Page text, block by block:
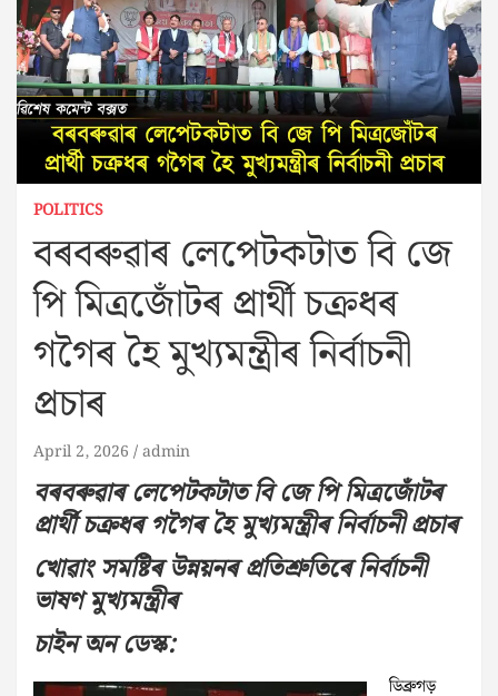
POLITICS
বৰবৰুৱাৰ লেপেটকটাত বি জে
পি মিত্ৰজোঁটৰ প্ৰাৰ্থী চক্ৰধৰ
গগৈৰ হৈ মুখ্যমন্ত্ৰীৰ নিৰ্বাচনী
প্ৰচাৰ
April 2, 2026 admin
বৰবৰুৱাৰ লেপেটকটাত বি জে পি মিত্ৰজোঁটৰ
প্ৰাৰ্থী চক্ৰধৰ গগৈৰ হৈ মুখ্যমন্ত্ৰীৰ নিৰ্বাচনী প্ৰচাৰ
খোৱাং সমষ্টিৰ উন্নয়নৰ প্ৰতিশ্ৰুতিৰে নিৰ্বাচনী
ভাষণ মুখ্যমন্ত্ৰীৰ
চাইন অন ডেস্ক:
ডিব্ৰুগড়